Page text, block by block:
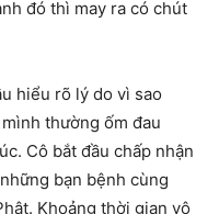
đó thì may ra có chút
hiểu rõ lý do vì sao
thường ốm đau
Cô bắt đầu chấp nhận
bạn bệnh cùng
Khoảng thời gian vô